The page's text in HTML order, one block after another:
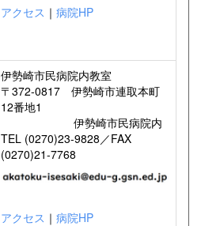
アクセス ｜ 病院HP
伊勢崎市民病院内教室
〒372-0817 伊勢崎市連取本町
12番地1
伊勢崎市民病院内
TEL (0270)23-9828／FAX
(0270)21-7768
アクセス ｜ 病院HP